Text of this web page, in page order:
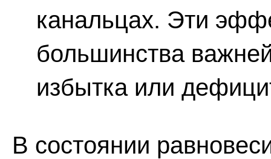
канальцах. Эти
большинства
избытка или
В состоянии